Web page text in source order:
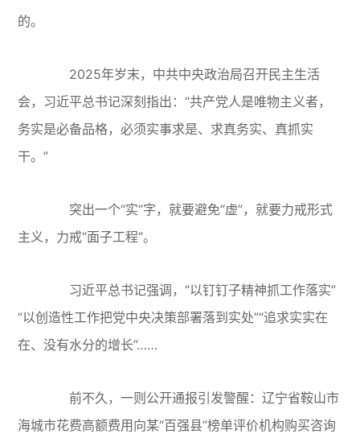
的。
2025年岁末，中共中央政治局召开民主生活
会，习近平总书记深刻指出：“共产党人是唯物主义者，
务实是必备品格，必须实事求是、求真务实、真抓实
干。”
突出一个“实”字，就要避免“虚”，就要力戒形式
主义，力戒“面子工程”。
习近平总书记强调，“以钉钉子精神抓工作落实”
“以创造性工作把党中央决策部署落到实处”“追求实实在
在、没有水分的增长”……
前不久，一则公开通报引发警醒：辽宁省鞍山市
海城市花费高额费用向某“百强县”榜单评价机构购买咨询